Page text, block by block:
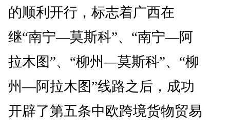
的顺利开行，标志着广西在
继“南宁—莫斯科”、“南宁—阿
拉木图”、“柳州—莫斯科”、“柳
州—阿拉木图”线路之后，成功
开辟了第五条中欧跨境货物贸易